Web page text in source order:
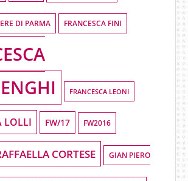
DI PARMA FRANCESCA FINI
FRANCESCA LEONI
LOLLI FW/17 FW2016
CORTESE GIAN PIERO